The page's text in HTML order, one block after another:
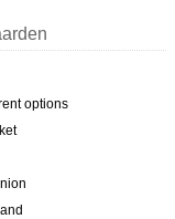
options